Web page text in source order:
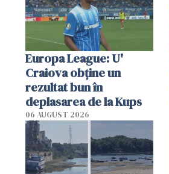
Europa League: U'
Craiova obține un
rezultat bun în
deplasarea de la Kups
06 AUGUST 2026